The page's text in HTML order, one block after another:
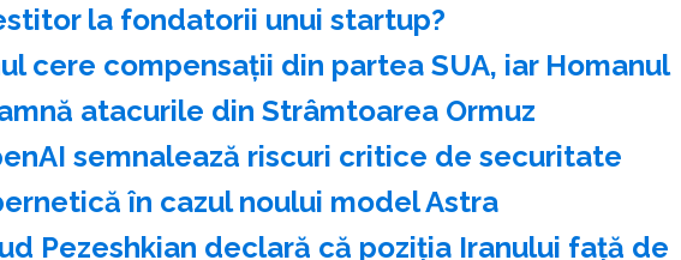
la fondatorii unui startup?
cere compensaţii din partea SUA, iar Homanul
atacurile din Strâmtoarea Ormuz
semnalează riscuri critice de securitate
în cazul noului model Astra
Pezeshkian declară că poziţia Iranului faţă de